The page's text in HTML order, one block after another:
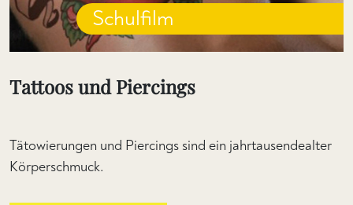
Schulfilm
Tattoos und Piercings
Tätowierungen und Piercings sind ein jahrtausendealter
Körperschmuck.